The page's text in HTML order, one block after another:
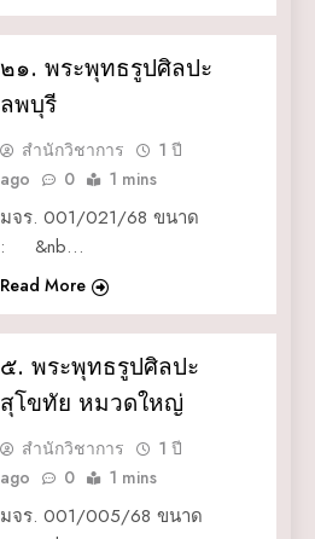
๒๑. พระพุทธรูปศิลปะ
ลพบุรี
สำนักวิชาการ
1 ปี
ago
0 1 mins
มจร. 001/021/68 ขนาด
: &nb…
Read More
๕. พระพุทธรูปศิลปะ
สุโขทัย หมวดใหญ่
สำนักวิชาการ
1 ปี
ago
0 1 mins
มจร. 001/005/68 ขนาด